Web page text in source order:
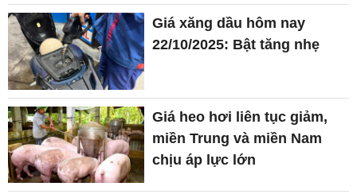
Giá xăng dầu hôm nay
22/10/2025: Bật tăng nhẹ
Giá heo hơi liên tục giảm,
miền Trung và miền Nam
chịu áp lực lớn